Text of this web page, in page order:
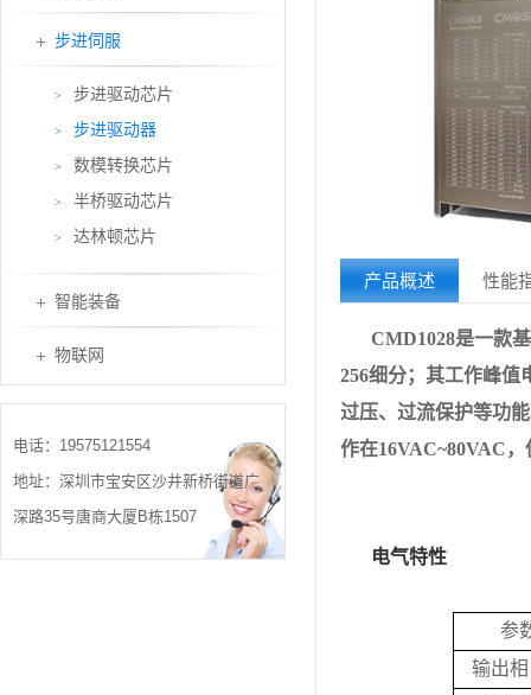
步进伺服
> 步进驱动芯片
> 步进驱动器
> 数模转换芯片
> 半桥驱动芯片
> 达林顿芯片
智能装备
物联网
电话：19575121554
地址：深圳市宝安区沙井新桥街道广
深路35号唐商大厦B栋1507
产品概述 性能
CMD1028是一款
256细分；其工作峰值
过压、过流保护等功
作在16VAC~80VAC
电气特性
参
输出